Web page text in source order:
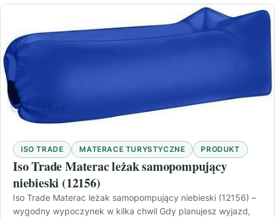
ISO TRADE MATERACE TURYSTYCZNE PRODUKT
Iso Trade Materac leżak samopompujący
niebieski (12156)
Iso Trade Materac leżak samopompujący niebieski (12156) –
wygodny wypoczynek w kilka chwil Gdy planujesz wyjazd,